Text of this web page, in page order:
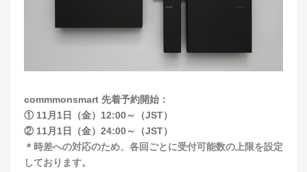
commmonsmart 先着予約開始：
① 11月1日（金）12:00～（JST）
② 11月1日（金）24:00～（JST）
＊時差への対応のため、各回ごとに受付可能数の上限を設定
しております。